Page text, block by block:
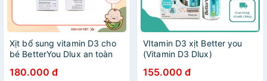
Xịt bổ sung vitamin D3 cho
bé BetterYou Dlux an toàn
XANH)
180.000 đ
VItamin D3 xịt Better you
(Vitamin D3 Dlux)
155.000 đ